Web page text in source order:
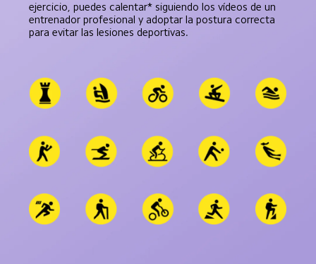
ejercicio, puedes calentar* siguiendo los vídeos de un
entrenador profesional y adoptar la postura correcta
para evitar las lesiones deportivas.